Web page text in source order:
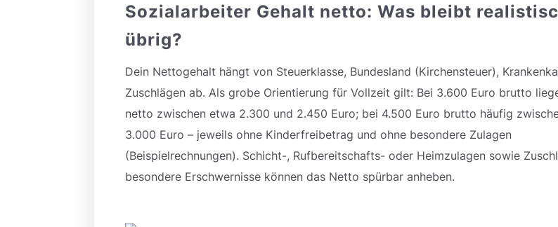
Sozialarbeiter Gehalt netto: Was bleibt
übrig?
Dein Nettogehalt hängt von Steuerklasse, Bundesland (Kirchensteuer),
Zuschlägen ab. Als grobe Orientierung für Vollzeit gilt: Bei 3.600 Euro brutto
netto zwischen etwa 2.300 und 2.450 Euro; bei 4.500 Euro brutto häufig
3.000 Euro – jeweils ohne Kinderfreibetrag und ohne besondere Zulagen
(Beispielrechnungen). Schicht-, Rufbereitschafts- oder Heimzulagen sowie
besondere Erschwernisse können das Netto spürbar anheben.